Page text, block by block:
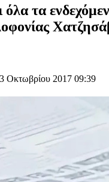
όλα τα
Οκτωβρίου 2017 09:39